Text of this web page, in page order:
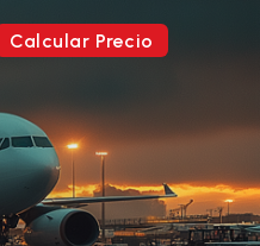
Calcular Precio